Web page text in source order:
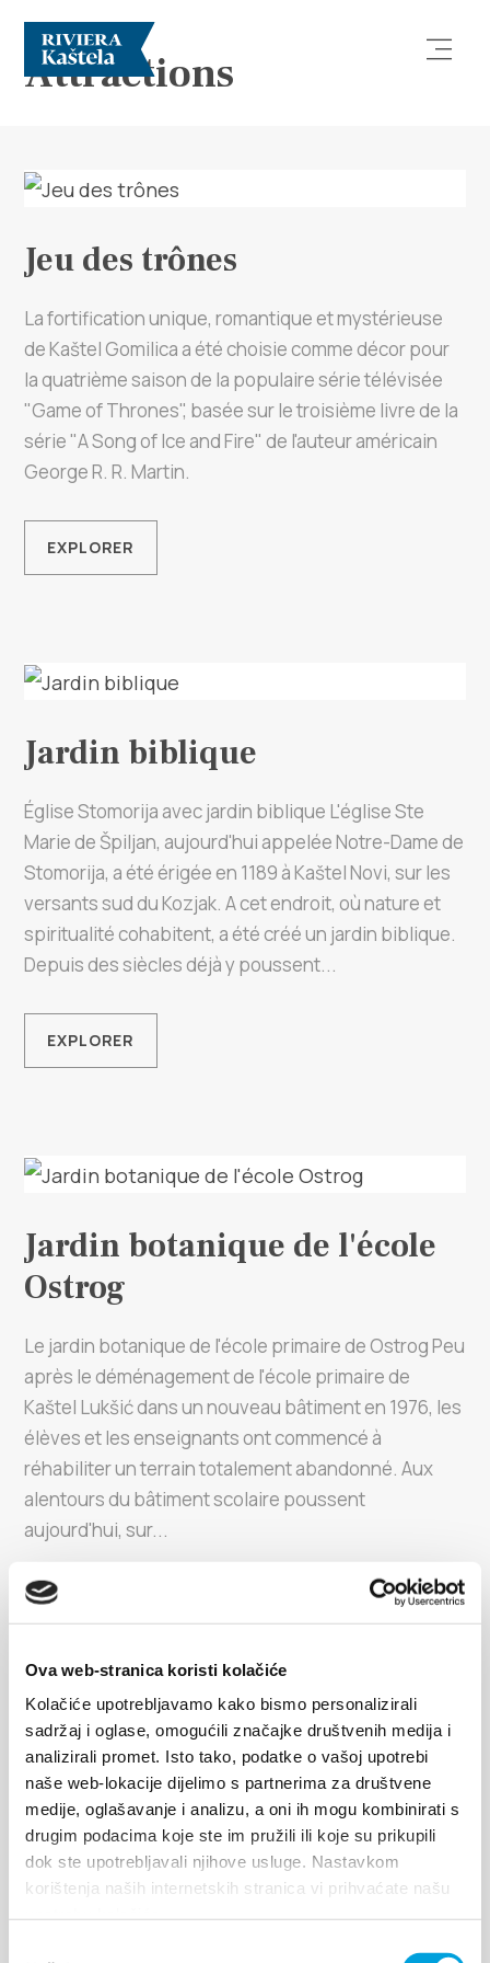
Ova web-stranica koristi kolačiće
Kolačiće upotrebljavamo kako bismo personalizirali
sadržaj i oglase, omogućili značajke društvenih medija i
analizirali promet. Isto tako, podatke o vašoj upotrebi
naše web-lokacije dijelimo s partnerima za društvene
medije, oglašavanje i analizu, a oni ih mogu kombinirati s
drugim podacima koje ste im pružili ili koje su prikupili
dok ste upotrebljavali njihove usluge. Nastavkom
korištenja naših internetskih stranica vi prihvaćate našu
Rechercher
Destination
Que faire
Infos
Office de tourisme
fr
info@kastela-info.hr
Villa Nika, Kamberovo šetalište 30,
21216 Kaštel Stari, Hrvatska
Les directions
Attractions
Jeu des trônes
La fortification unique, romantique et mystérieuse
de Kaštel Gomilica a été choisie comme décor pour
la quatrième saison de la populaire série télévisée
"Game of Thrones", basée sur le troisième livre de la
série "A Song of Ice and Fire" de l'auteur américain
George R. R. Martin.
EXPLORER
Jardin biblique
Église Stomorija avec jardin biblique L'église Ste
Marie de Špiljan, aujourd'hui appelée Notre-Dame de
Stomorija, a été érigée en 1189 à Kaštel Novi, sur les
versants sud du Kozjak. A cet endroit, où nature et
spiritualité cohabitent, a été créé un jardin biblique.
Depuis des siècles déjà y poussent...
EXPLORER
Jardin botanique de l'école
Ostrog
Le jardin botanique de l'école primaire de Ostrog Peu
après le déménagement de l'école primaire de
Kaštel Lukšić dans un nouveau bâtiment en 1976, les
élèves et les enseignants ont commencé à
réhabiliter un terrain totalement abandonné. Aux
alentours du bâtiment scolaire poussent
aujourd'hui, sur...
EXPLORER
Palais de l'archevêque
On trouve, a Kaštel Sućurac, la plus vieille tour de
défense, construite en 1392 par l'archeveque A.